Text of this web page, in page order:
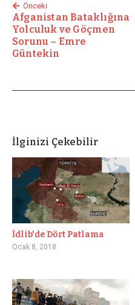
Önceki
Afganistan Bataklığına
Yolculuk ve Göçmen
Sorunu – Emre
Güntekin
İlginizi Çekebilir
İdlib'de Dört Patlama
Ocak 8, 2018